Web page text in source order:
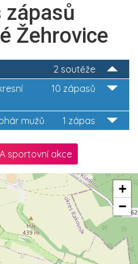
zápasů
Žehrovice
2 soutěže
10 zápasů
1 zápas
mužů
sportovní akce
+
−